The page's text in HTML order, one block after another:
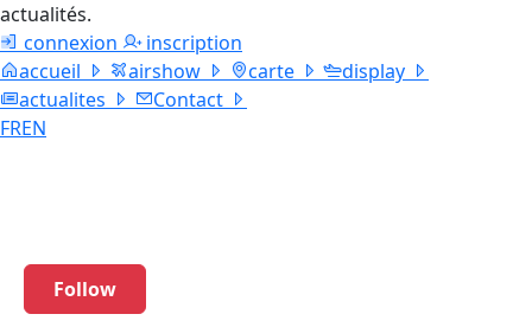
actualités.
connexion
inscription
accueil
airshow carte
display
actualites
Contact
FREN
Follow